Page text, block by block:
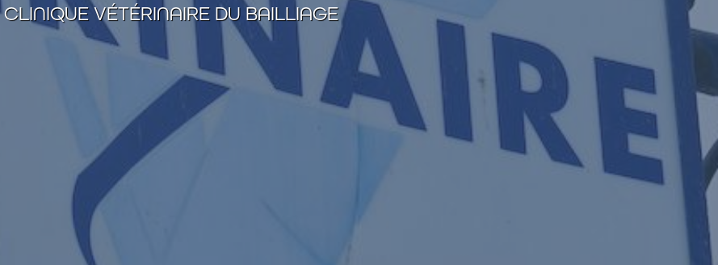
CLINIQUE VÉTÉRINAIRE DU BAILLIAGE